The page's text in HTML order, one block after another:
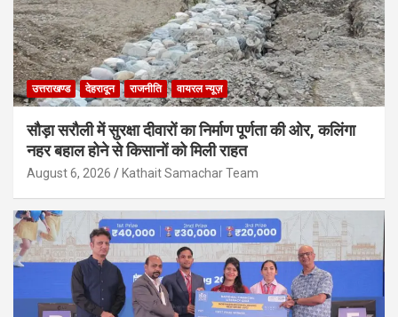
उत्तराखण्ड देहरादून राजनीति वायरल न्यूज़
सौड़ा सरौली में सुरक्षा दीवारों का निर्माण पूर्णता की ओर, कलिंगा
नहर बहाल होने से किसानों को मिली राहत
August 6, 2026 Kathait Samachar Team